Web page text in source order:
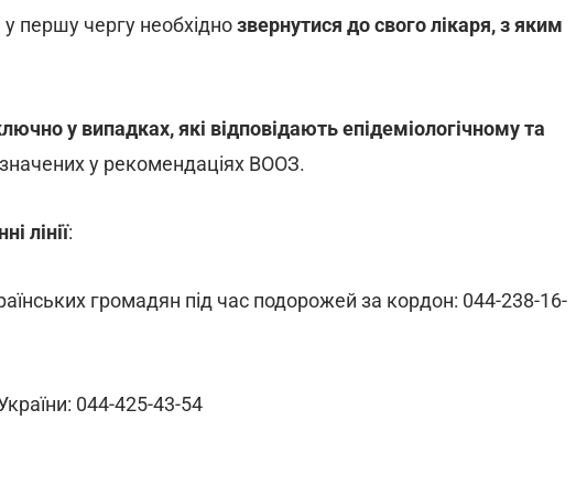
першу чергу необхіднозвернутися до свого лікаря, з яким
у випадках, які відповідають епідеміологічному та
у рекомендаціях ВООЗ.
лінії:
громадян під час подорожей за кордон: 044-238-16-
044-425-43-54